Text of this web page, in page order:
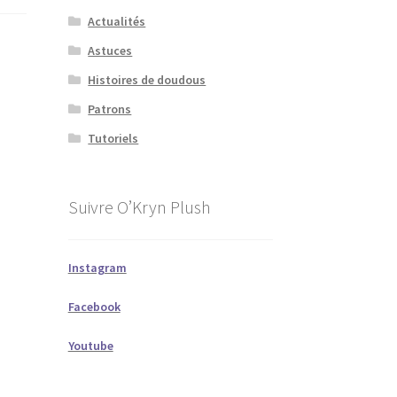
Actualités
Astuces
Histoires de doudous
Patrons
Tutoriels
Suivre O’Kryn Plush
Instagram
Facebook
Youtube